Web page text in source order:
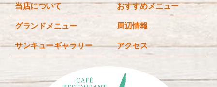
2025年9月(3)
2025年8月(4)
(4)
2025年6月(3)
2025年4月
(2)
当店について おすすめメニュー
グランドメニュー 周辺情報
サンキューギャラリー アクセス